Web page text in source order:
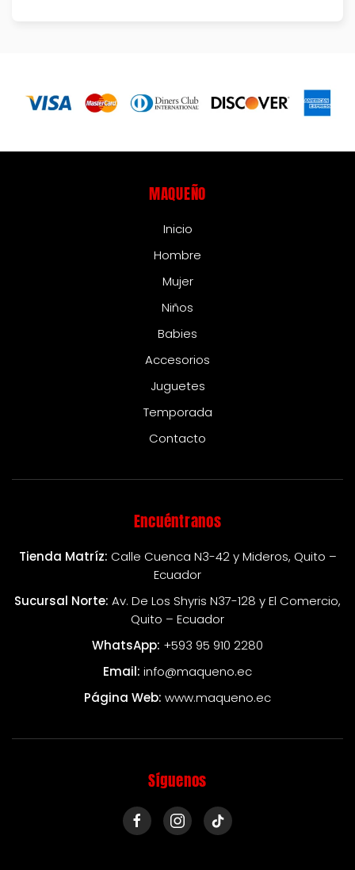
MAQUEÑO
Inicio
Hombre
Mujer
Niños
Babies
Accesorios
Juguetes
Temporada
Contacto
Encuéntranos
Tienda Matríz: Calle Cuenca N3-42 y Mideros, Quito –
Ecuador
Sucursal Norte: Av. De Los Shyris N37-128 y El Comercio,
Quito – Ecuador
WhatsApp: +593 95 910 2280
Email: info@maqueno.ec
Página Web: www.maqueno.ec
Síguenos